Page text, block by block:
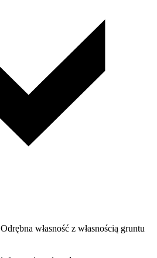
Odrębna własność z własnością gruntu